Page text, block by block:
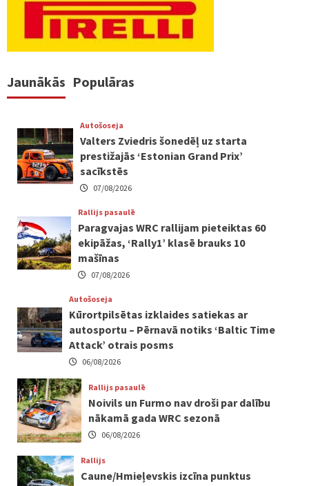
Jaunākās Populāras
Autošoseja
Valters Zviedris šonedēļ uz starta
prestižajās ‘Estonian Grand Prix’
sacīkstēs
07/08/2026
Rallijs pasaulē
Paragvajas WRC rallijam pieteiktas 60
ekipāžas, ‘Rally1’ klasē brauks 10
mašīnas
07/08/2026
Autošoseja
Kūrortpilsētas izklaides satiekas ar
autosportu – Pērnavā notiks ‘Baltic Time
Attack’ otrais posms
06/08/2026
Rallijs pasaulē
Noivils un Furmo nav droši par dalību
nākamā gada WRC sezonā
06/08/2026
Rallijs
Caune/Hmieļevskis izcīna punktus